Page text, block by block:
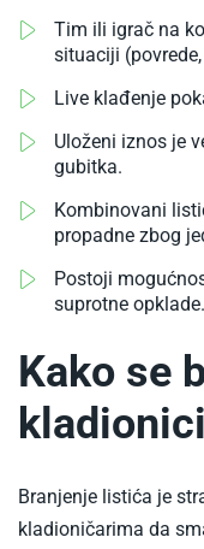
kvote
na
tiketu
Tim ili igrač na
situaciji
Live klađenje
Uloženi iznos je
gubitka.
Kombinovani
propadne zbog
Postoji
suprotne opklade.
Kako se
kladionici
Branjenje listića je
kladioničarima da